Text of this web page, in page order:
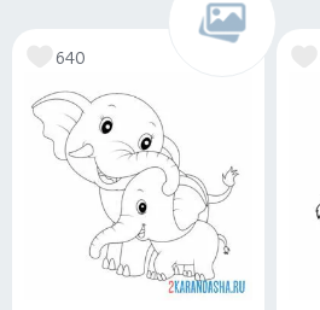
640